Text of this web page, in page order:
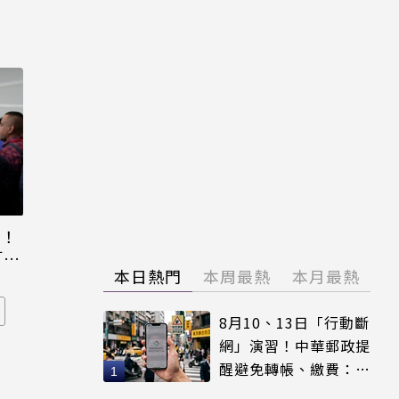
本日熱門 本周最熱 本月最熱
8月10、13日「行動斷
網」演習！中華郵政提
醒避免轉帳、繳費：務